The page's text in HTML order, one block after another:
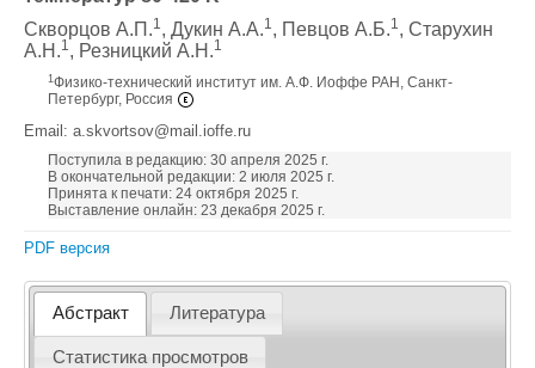
Скворцов А.П.1, Дукин A.А.1, Певцов А.Б.1, Старухин
А.Н.1, Резницкий А.Н.1
1 Физико-технический институт им. А.Ф. Иоффе РАН, Санкт-
Петербург, Россия
Email: a.skvortsov@mail.ioffe.ru
Поступила в редакцию: 30 апреля 2025 г.
В окончательной редакции: 2 июля 2025 г.
Принята к печати: 24 октября 2025 г.
Выставление онлайн: 23 декабря 2025 г.
PDF версия
Абстракт Литература
Статистика просмотров